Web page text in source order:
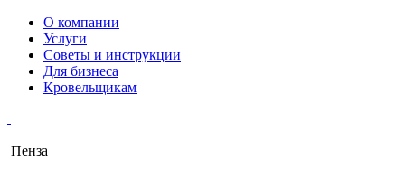
О компании
Услуги
Советы и инструкции
Для бизнеса
Кровельщикам
Пенза